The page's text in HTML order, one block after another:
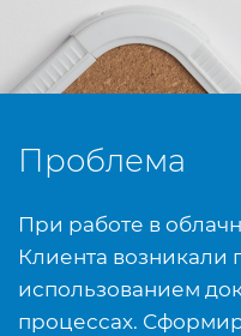
Проблема
При работе в
Клиента возникали
использованием
процессах.